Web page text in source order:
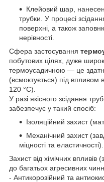
Клейовий шар,
трубки. У процесі
поверхні, а також
нерівності.
Сфера застосування
побутових цілях, дуже
термоусадичною — це
(всмоктується) під впливом
120 °C).
У разі якісного зсідання
забезпечує у такий спосіб:
Ізоляційний захист
Механічний захист
міцності та еластичності).
Захист від хімічних впливів
до багатьох агресивних
- Антикорозійний та